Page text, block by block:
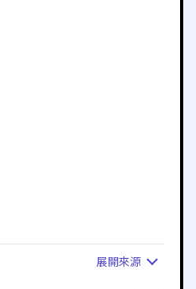
展開來源